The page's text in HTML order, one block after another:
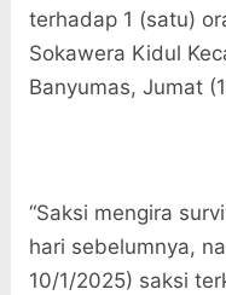
terhadap 1 (satu)
Sokawera Kidul
Banyumas, Jumat
“Saksi mengira
hari sebelumnya,
10/1/2025) saksi